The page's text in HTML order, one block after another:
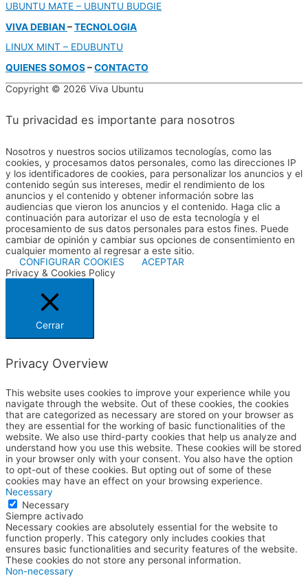
UBUNTU MATE – UBUNTU BUDGIE
VIVA DEBIAN–TECNOLOGIA
LINUX MINT – EDUBUNTU
QUIENES SOMOS–CONTACTO
Copyright © 2026 Viva Ubuntu
Tu privacidad es importante para nosotros
Nosotros y nuestros socios utilizamos tecnologías, como las
cookies, y procesamos datos personales, como las direcciones IP
y los identificadores de cookies, para personalizar los anuncios y el
contenido según sus intereses, medir el rendimiento de los
anuncios y el contenido y obtener información sobre las
audiencias que vieron los anuncios y el contenido. Haga clic a
continuación para autorizar el uso de esta tecnología y el
procesamiento de sus datos personales para estos fines. Puede
cambiar de opinión y cambiar sus opciones de consentimiento en
cualquier momento al regresar a este sitio.
CONFIGURAR COOKIES
ACEPTAR
Privacy & Cookies Policy
Cerrar
Privacy Overview
This website uses cookies to improve your experience while you
navigate through the website. Out of these cookies, the cookies
that are categorized as necessary are stored on your browser as
they are essential for the working of basic functionalities of the
website. We also use third-party cookies that help us analyze and
understand how you use this website. These cookies will be stored
in your browser only with your consent. You also have the option
to opt-out of these cookies. But opting out of some of these
cookies may have an effect on your browsing experience.
Necessary
Necessary
Siempre activado
Necessary cookies are absolutely essential for the website to
function properly. This category only includes cookies that
ensures basic functionalities and security features of the website.
These cookies do not store any personal information.
Non-necessary